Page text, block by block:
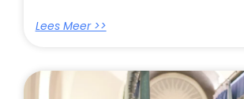
Lees Meer >>